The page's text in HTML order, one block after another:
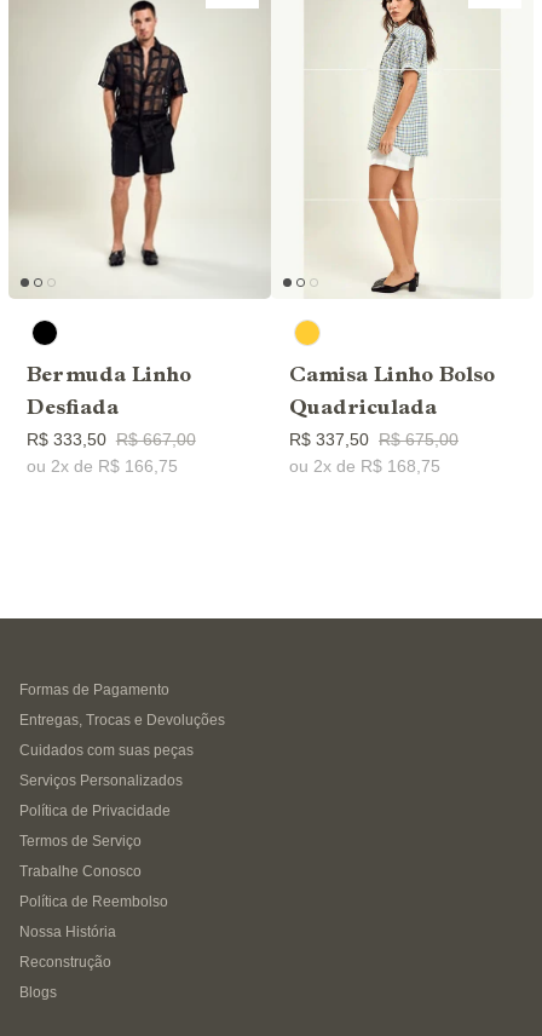
Bermuda Linho
Desfiada
R$ 333,50 R$ 667,00
ou 2x de R$ 166,75
Camisa Linho Bolso
Quadriculada
R$ 337,50 R$ 675,00
ou 2x de R$ 168,75
Formas de Pagamento
Entregas, Trocas e Devoluções
Cuidados com suas peças
Serviços Personalizados
Política de Privacidade
Termos de Serviço
Trabalhe Conosco
Política de Reembolso
Nossa História
Reconstrução
Blogs